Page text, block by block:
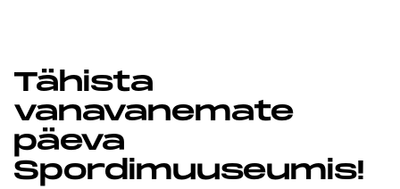
Tähista
vanavanemate
päeva
Spordimuuseumis!